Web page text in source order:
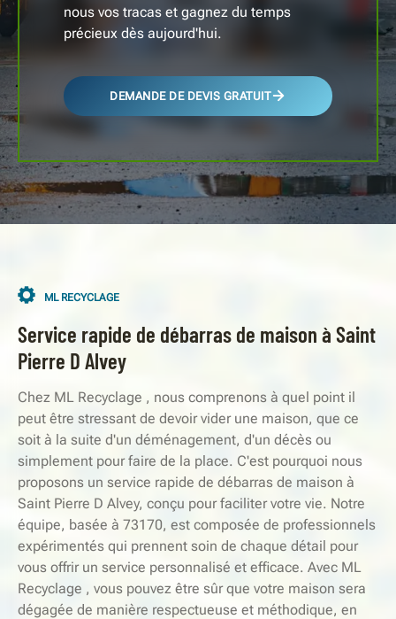
nous vos tracas et gagnez du temps
précieux dès aujourd'hui.
DEMANDE DE DEVIS GRATUIT
ML RECYCLAGE
Service rapide de débarras de maison à Saint
Pierre D Alvey
Chez ML Recyclage , nous comprenons à quel point il
peut être stressant de devoir vider une maison, que ce
soit à la suite d'un déménagement, d'un décès ou
simplement pour faire de la place. C'est pourquoi nous
proposons un service rapide de débarras de maison à
Saint Pierre D Alvey, conçu pour faciliter votre vie. Notre
équipe, basée à 73170, est composée de professionnels
expérimentés qui prennent soin de chaque détail pour
vous offrir un service personnalisé et efficace. Avec ML
Recyclage , vous pouvez être sûr que votre maison sera
dégagée de manière respectueuse et méthodique, en